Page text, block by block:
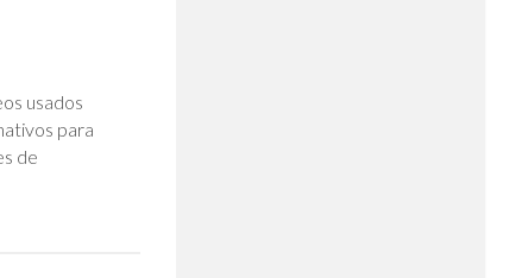
usados
para
de